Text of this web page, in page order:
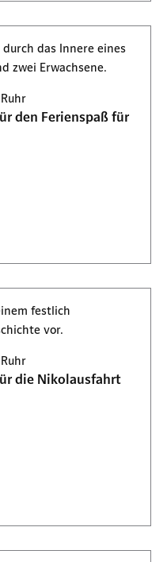
den Ferienspaß für
die Nikolausfahrt